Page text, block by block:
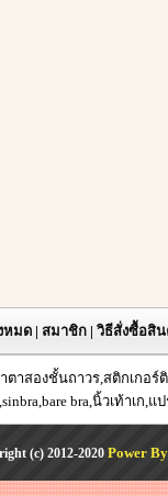
หมด | สมาชิก | วิธีสั่งซื้อสิ
าสองชั้นถาวร,สติกเกอ
bra,นิ้วเท้าเก,
(c) 2012-2020 Power